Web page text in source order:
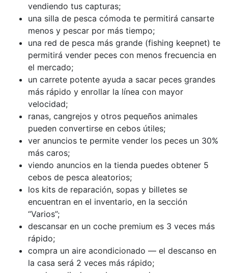
vendiendo tus capturas;
una silla de pesca cómoda te permitirá cansarte
menos y pescar por más tiempo;
una red de pesca más grande (fishing keepnet) te
permitirá vender peces con menos frecuencia en
el mercado;
un carrete potente ayuda a sacar peces grandes
más rápido y enrollar la línea con mayor
velocidad;
ranas, cangrejos y otros pequeños animales
pueden convertirse en cebos útiles;
ver anuncios te permite vender los peces un 30%
más caros;
viendo anuncios en la tienda puedes obtener 5
cebos de pesca aleatorios;
los kits de reparación, sopas y billetes se
encuentran en el inventario, en la sección
“Varios”;
descansar en un coche premium es 3 veces más
rápido;
compra un aire acondicionado — el descanso en
la casa será 2 veces más rápido;